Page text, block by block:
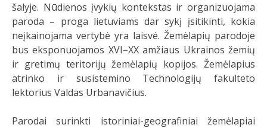
šalyje. Nūdienos įvykių kontekstas ir organizuojama
paroda – proga lietuviams dar sykį įsitikinti, kokia
neįkainojama vertybė yra laisvė. Žemėlapių parodoje
bus eksponuojamos XVI–XX amžiaus Ukrainos žemių
ir gretimų teritorijų žemėlapių kopijos. Žemėlapius
atrinko ir susistemino Technologijų fakulteto
lektorius Valdas Urbanavičius.
Parodai surinkti istoriniai-geografiniai žemėlapiai